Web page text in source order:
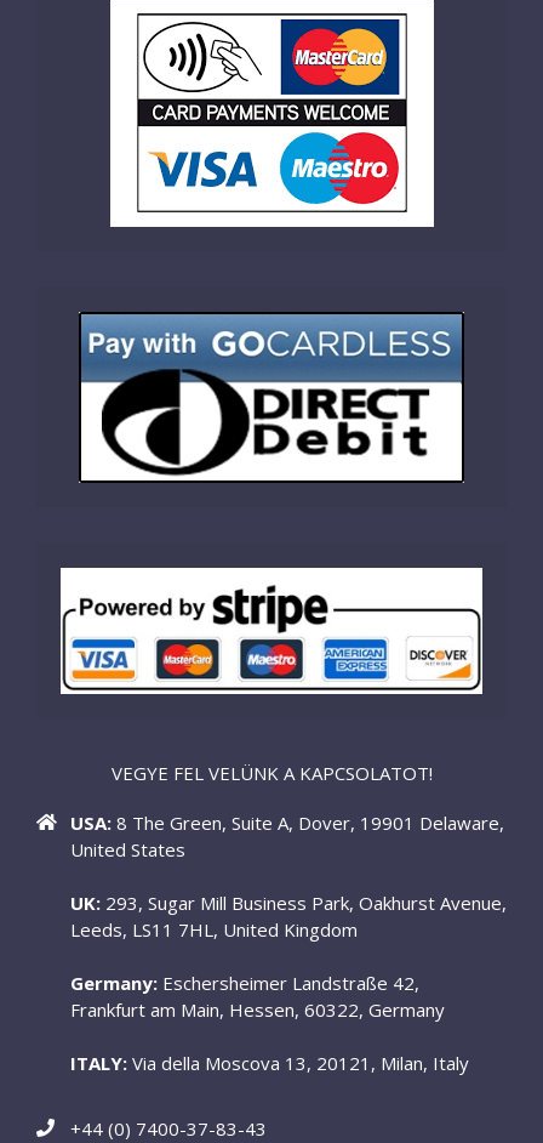
VEGYE FEL VELÜNK A KAPCSOLATOT!
USA: 8 The Green, Suite A, Dover, 19901 Delaware,
United States
UK: 293, Sugar Mill Business Park, Oakhurst Avenue,
Leeds, LS11 7HL, United Kingdom
Germany: Eschersheimer Landstraße 42,
Frankfurt am Main, Hessen, 60322, Germany
ITALY: Via della Moscova 13, 20121, Milan, Italy
+44 (0) 7400-37-83-43